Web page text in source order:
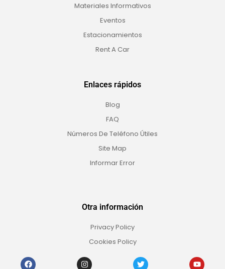
Materiales Informativos
Eventos
Estacionamientos
Rent A Car
Enlaces rápidos
Blog
FAQ
Números De Teléfono Útiles
Site Map
Informar Error
Otra información
Privacy Policy
Cookies Policy